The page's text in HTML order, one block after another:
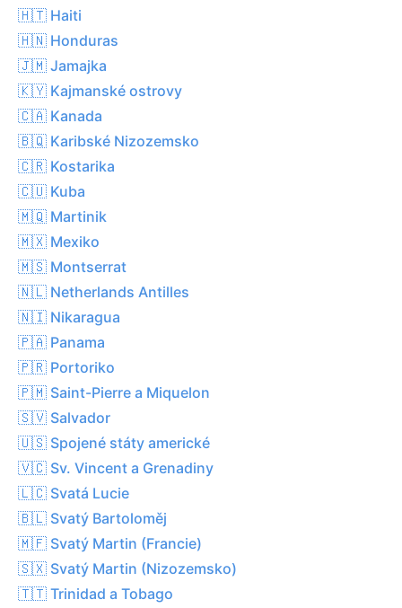
🇭🇹 Haiti
🇭🇳 Honduras
🇯🇲 Jamajka
🇰🇾 Kajmanské ostrovy
🇨🇦 Kanada
🇧🇶 Karibské Nizozemsko
🇨🇷 Kostarika
🇨🇺 Kuba
🇲🇶 Martinik
🇲🇽 Mexiko
🇲🇸 Montserrat
🇳🇱 Netherlands Antilles
🇳🇮 Nikaragua
🇵🇦 Panama
🇵🇷 Portoriko
🇵🇲 Saint-Pierre a Miquelon
🇸🇻 Salvador
🇺🇸 Spojené státy americké
🇻🇨 Sv. Vincent a Grenadiny
🇱🇨 Svatá Lucie
🇧🇱 Svatý Bartoloměj
🇲🇫 Svatý Martin (Francie)
🇸🇽 Svatý Martin (Nizozemsko)
🇹🇹 Trinidad a Tobago